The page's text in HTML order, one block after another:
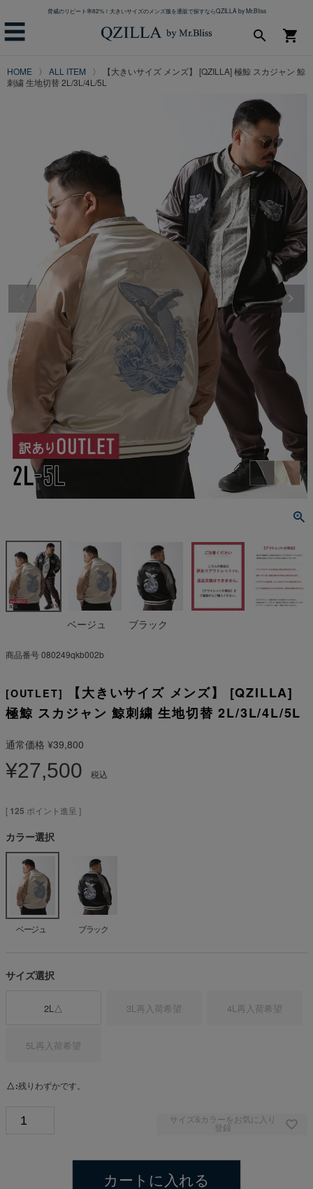
脅威のリピート率82%！大きいサイズのメンズ服を通販で探すならQZILLA by Mr.Bliss
☰ shopping_cart
search
HOME ALL ITEM
【大きいサイズ メンズ】 [QZILLA] 極鯨 スカジャン 鯨
刺繍 生地切替 2L/3L/4L/5L
ベージュ ブラック
商品番号080249qkb002b
[OUTLET]
【大きいサイズ メンズ】 [QZILLA]
極鯨 スカジャン 鯨刺繍 生地切替 2L/3L/4L/5L
通常価格 ¥39,800
¥27,500 税込
[ 125 ポイント進呈 ]
カラー選択
ベージュ ブラック
サイズ選択
2L△ 3L再入荷希望 4L再入荷希望
5L再入荷希望
△ 残りわずかです。
サイズ&カラーをお気に入り
登録
カートに入れる